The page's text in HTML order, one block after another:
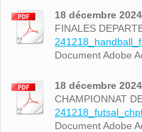
18 décembre 2024
FINALES
Document Adobe
18 décembre 2024
CHAMPIONNAT
Document Adobe